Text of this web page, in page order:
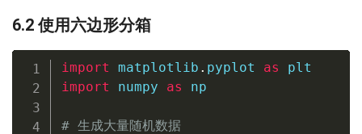
6.2 使用六边形分箱
import matplotlib . pyplot as
import numpy as np
# 生成大量随机数据